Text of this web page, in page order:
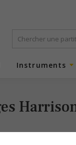
Instruments